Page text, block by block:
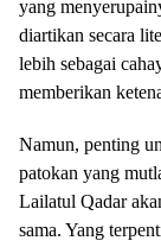
yang
diartikan secara
lebih sebagai
memberikan
Namun, penting
patokan yang
Lailatul Qadar
sama. Yang